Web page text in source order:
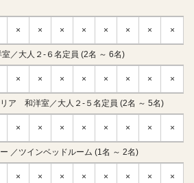
× × × × × × × ×
／大人２-６名定員 (2名 ～ 6名)
× × × × × × × ×
和洋室／大人２-５名定員 (2名 ～ 5名)
× × × × × × × ×
／ツインベッドルーム (1名 ～ 2名)
× × × × × × × ×